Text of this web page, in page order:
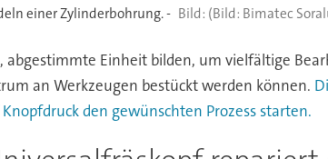
einer Zylinderbohrung. - (Bild: Bimatec
Einheit bilden, um vielfältige
an Werkzeugen bestückt werden können.
den gewünschten Prozess starten.